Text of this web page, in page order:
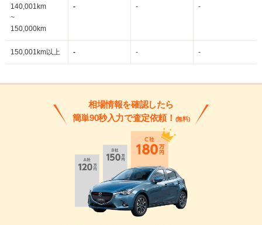
140,001km
~
150,000km
- - -
150,001km以上 - - -
相場情報を確認したら
簡単90秒入力で査定依頼！ (無料)